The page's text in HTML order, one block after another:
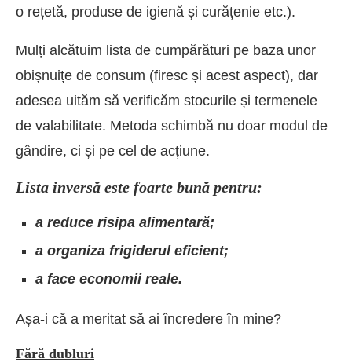
o rețetă, produse de igienă și curățenie etc.).
Mulți alcătuim lista de cumpărături pe baza unor
obișnuițe de consum (firesc și acest aspect), dar
adesea uităm să verificăm stocurile și termenele
de valabilitate. Metoda schimbă nu doar modul de
gândire, ci și pe cel de acțiune.
Lista inversă este foarte bună pentru:
a reduce risipa alimentară;
a organiza frigiderul eficient;
a face economii reale.
Așa-i că a meritat să ai încredere în mine?
Fără dubluri